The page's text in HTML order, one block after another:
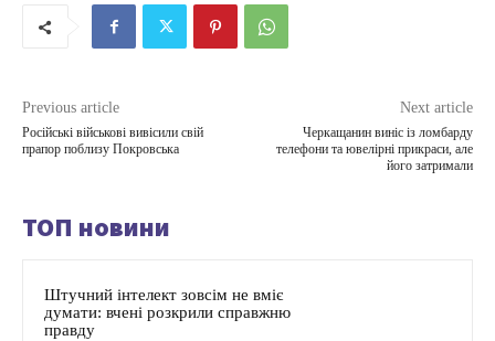
Previous article
Російські військові вивісили свій
прапор поблизу Покровська
Next article
Черкащанин виніс із ломбарду
телефони та ювелірні прикраси, але
його затримали
ТОП новини
Штучний інтелект зовсім не вміє
думати: вчені розкрили справжню
правду